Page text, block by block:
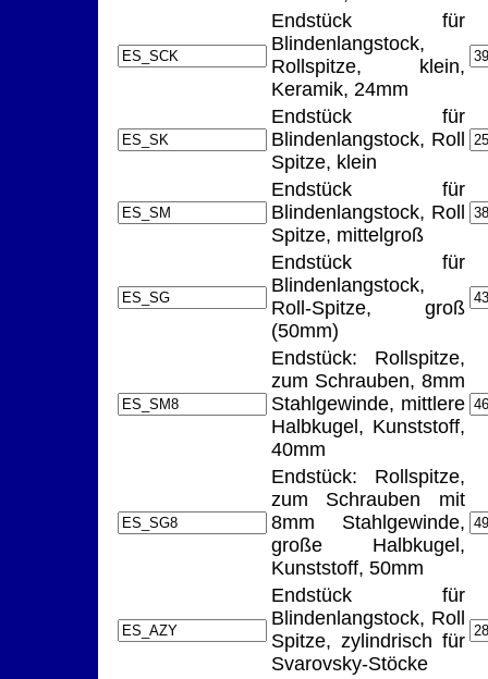
Endstück für
Blindenlangstock,
Rollspitze, klein,
Keramik, 24mm
Endstück für
Blindenlangstock, Roll
Spitze, klein
Endstück für
Blindenlangstock, Roll
Spitze, mittelgroß
Endstück für
Blindenlangstock,
Roll-Spitze, groß
(50mm)
Endstück: Rollspitze,
zum Schrauben, 8mm
Stahlgewinde, mittlere
Halbkugel, Kunststoff,
40mm
Endstück: Rollspitze,
zum Schrauben mit
8mm Stahlgewinde,
große Halbkugel,
Kunststoff, 50mm
Endstück für
Blindenlangstock, Roll
Spitze, zylindrisch für
Svarovsky-Stöcke